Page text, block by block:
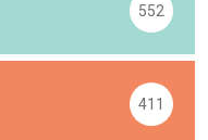
552
411